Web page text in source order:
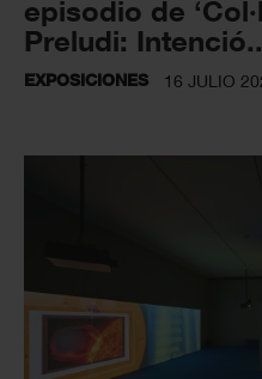
episodio de
Preludi:
EXPOSICIONES 16 JULIO